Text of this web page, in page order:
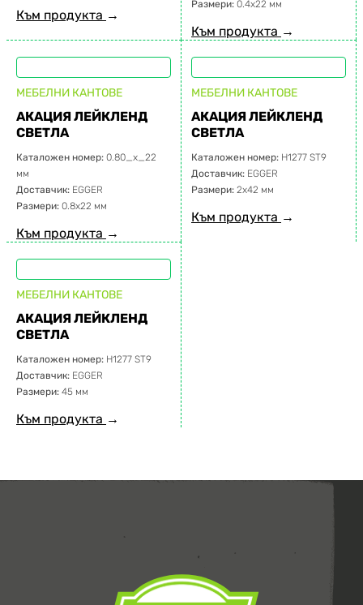
Към продукта →
Размери: 0.4х22 мм
Към продукта →
МЕБЕЛНИ КАНТОВЕ
АКАЦИЯ ЛЕЙКЛЕНД
СВЕТЛА
Каталожен номер: 0.80_x_22
мм
Доставчик: EGGER
Размери: 0.8х22 мм
Към продукта →
МЕБЕЛНИ КАНТОВЕ
АКАЦИЯ ЛЕЙКЛЕНД
СВЕТЛА
Каталожен номер: H1277 ST9
Доставчик: EGGER
Размери: 2х42 мм
Към продукта →
МЕБЕЛНИ КАНТОВЕ
АКАЦИЯ ЛЕЙКЛЕНД
СВЕТЛА
Каталожен номер: H1277 ST9
Доставчик: EGGER
Размери: 45 мм
Към продукта →